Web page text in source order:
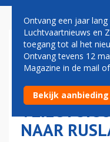
BEKENT
VAN
NAAR
Ontvang een jaar
Luchtvaartnieuws en
toegang tot al het
Ontvang tevens 12
Magazine in de mail
Bekijk aanbieding